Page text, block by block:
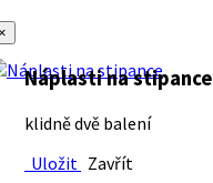
Náplasti na stipance
klidně dvě balení
Uložit Zavřít